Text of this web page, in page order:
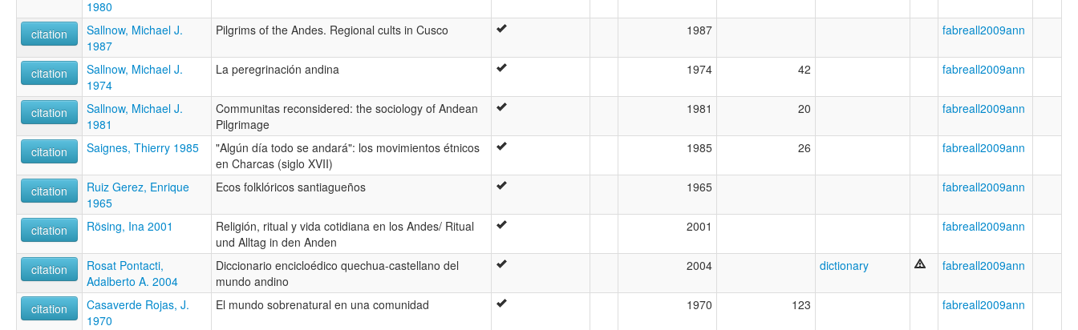
1980
citation
Sallnow, Michael J.
1987
Pilgrims of the Andes. Regional cults in Cusco 1987 fabreall2009ann
citation
Sallnow, Michael J.
1974
La peregrinación andina 1974 42 fabreall2009ann
citation
Sallnow, Michael J.
1981
Communitas reconsidered: the sociology of Andean
Pilgrimage
1981 20 fabreall2009ann
citation Saignes, Thierry 1985
"Algún día todo se andará": los movimientos étnicos
en Charcas (siglo XVII)
1985 26 fabreall2009ann
citation
Ruiz Gerez, Enrique
1965
Ecos folklóricos santiagueños 1965 fabreall2009ann
citation Rösing, Ina 2001
Religión, ritual y vida cotidiana en los Andes/ Ritual
und Alltag in den Anden
2001 fabreall2009ann
citation
Rosat Pontacti,
Adalberto A. 2004
Diccionario encicloédico quechua-castellano del
mundo andino
2004 dictionary fabreall2009ann
citation
Casaverde Rojas, J.
1970
El mundo sobrenatural en una comunidad 1970 123 fabreall2009ann